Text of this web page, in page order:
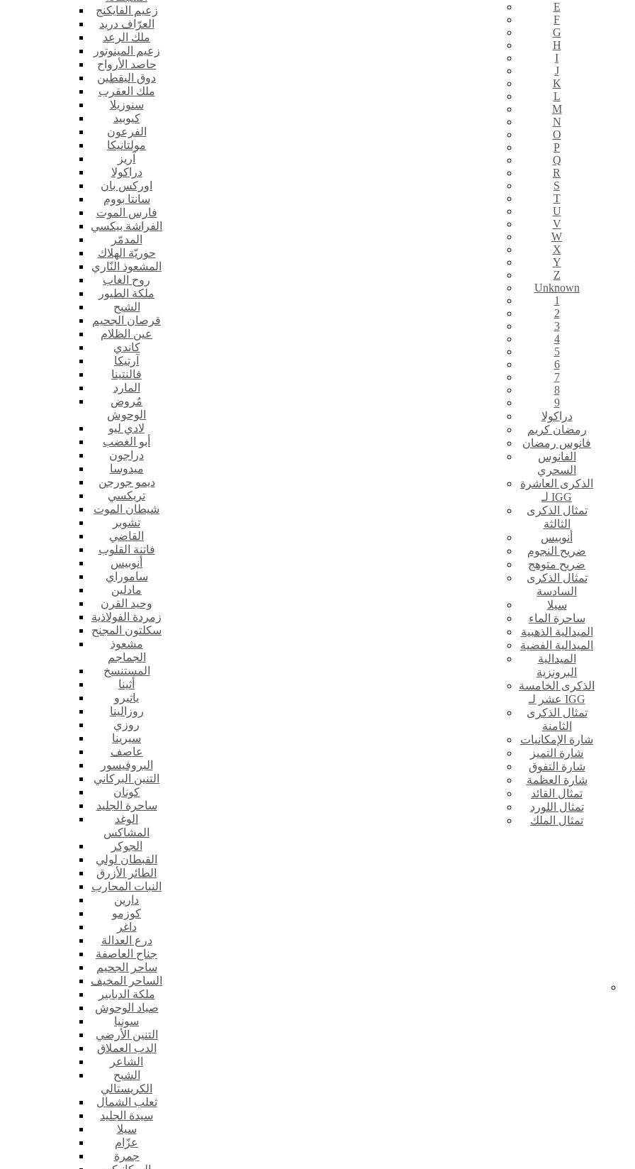
زعيم الفايكنج
العرّاف دريد
ملك الرعد
زعيم المينوتور
حاصد الأرواح
دوق اليقطين
ملك العقرب
سنوزيلا
كيوبيد
الفرعون
مولتانيكا
آريز
دراكولا
اوركس بان
سانتا بووم
فارس الموت
الفراشة بيكسي
المدمّر
حوريّة الهلاك
المشعوذ النّاري
روح الغاب
ملكة الطيور
الشبح
قرصان الجحيم
عين الظلام
كاندي
آرتيكا
فالنتينا
المارد
مُروض
الوحوش
لادي ليو
أبو الغضب
دراجون
ميدوسا
ديمو جورجن
تريكسي
شيطان الموت
تشوبر
القاضي
فاتنة القلوب
أنوبيس
ساموراي
مادلين
وحيد القرن
زمردة الفولاذية
سكلتون المجنح
مشعوذ
الجماجم
المستنسخ
أثينا
ياتيرو
روزالينا
روزي
سيرينا
عاصف
البروفيسور
التنين البركاني
كونان
ساحرة الجليد
الوغد
المشاكس
الجوكر
القبطان لولي
الطائر الأزرق
النبات المحارب
دارين
كوزمو
داغر
درع العدالة
جناح العاصفة
ساحر الجحيم
الساحر المخيف
ملكة الدبابير
صياد الوحوش
سونيا
التنين الأرضي
الدب العملاق
الشاعر
الشبح
الكريستالي
ثعلب الشمال
سيدة الجليد
سيلا
عزّام
جمرة
E
F
G
H
I
J
K
L
M
N
O
P
Q
R
S
T
U
V
W
X
Y
Z
Unknown
1
2
3
4
5
6
7
8
9
دراكولا
رمضان كريم
فانوس رمضان
الفانوس
السحري
الذكرى العاشرة
لـ IGG
تمثال الذكرى
الثالثة
أنوبيس
ضريح النجوم
ضريح متوهج
تمثال الذكرى
السادسة
سيلا
ساحرة الماء
الميدالية الذهبية
الميدالية الفضية
الميدالية
البرونزية
الذكرى الخامسة
عشر لـ IGG
تمثال الذكرى
الثامنة
شارة الإمكانيات
شارة التميز
شارة التفوق
شارة العظمة
تمثال القائد
تمثال اللورد
تمثال الملك